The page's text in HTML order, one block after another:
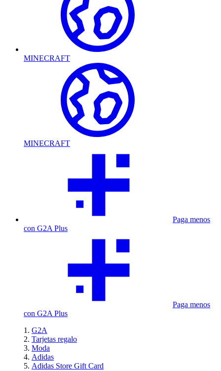
MINECRAFT
MINECRAFT
Paga menos
con G2A Plus
Paga menos
con G2A Plus
G2A
Tarjetas regalo
Moda
Adidas
Adidas Store Gift Card